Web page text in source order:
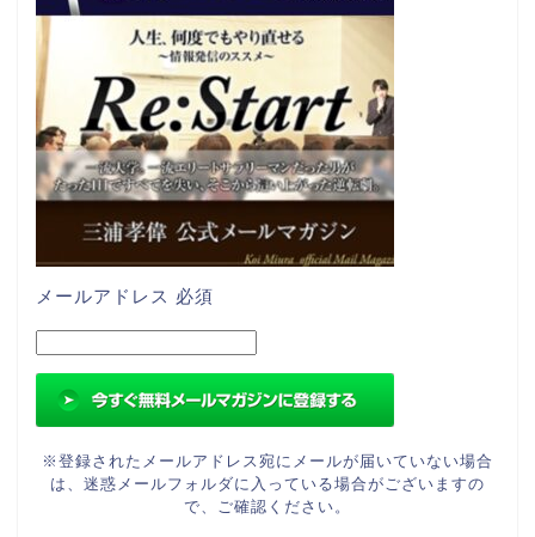
メールアドレス 必須
※登録されたメールアドレス宛にメールが届いていない場合
は、迷惑メールフォルダに入っている場合がございますの
で、ご確認ください。